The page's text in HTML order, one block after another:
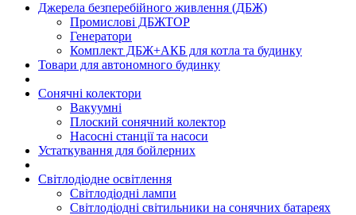
Джерела безперебійного живлення (ДБЖ)
Промислові ДБЖTOP
Генератори
Комплект ДБЖ+АКБ для котла та будинку
Товари для автономного будинку
Сонячні колектори
Вакуумні
Плоский сонячний колектор
Насосні станції та насоси
Устаткування для бойлерних
Світлодіодне освітлення
Світлодіодні лампи
Світлодіодні світильники на сонячних батареях